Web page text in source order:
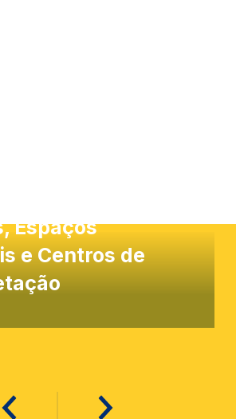
Espaços
e Centros de